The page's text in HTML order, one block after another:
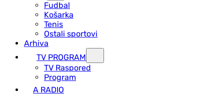
Fudbal
Košarka
Tenis
Ostali sportovi
Arhiva
TV PROGRAM
ТV Raspored
Program
A RADIO